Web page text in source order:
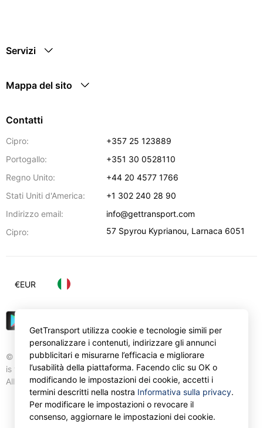
Servizi
Mappa del sito
Contatti
Cipro:
+357 25 123889
Portogallo:
+351 30 0528110
Regno Unito:
+44 20 4577 1766
Stati Uniti d'America:
+1 302 240 28 90
Indirizzo email:
info@gettransport.com
Cipro:
57 Spyrou Kyprianou, Larnaca 6051
© Gettransport International Limited. GetTransport®
is trademark of Gettransport International Limited.
All rights reserved.
€EUR
GetTransport utilizza cookie e tecnologie simili per
personalizzare i contenuti, indirizzare gli annunci
pubblicitari e misurarne l’efficacia e migliorare
l’usabilità della piattaforma. Facendo clic su OK o
modificando le impostazioni dei cookie, accetti i
termini descritti nella nostra Informativa sulla privacy.
Per modificare le impostazioni o revocare il
consenso, aggiornare le impostazioni dei cookie.